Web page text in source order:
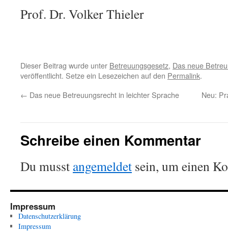
Prof. Dr. Volker Thieler
Dieser Beitrag wurde unter Betreuungsgesetz, Das neue
veröffentlicht. Setze ein Lesezeichen auf den Permalink.
← Das neue Betreuungsrecht in leichter Sprache Neu:
Schreibe einen Kommentar
Du musst angemeldet sein, um einen
Impressum
Datenschutzerklärung
Impressum